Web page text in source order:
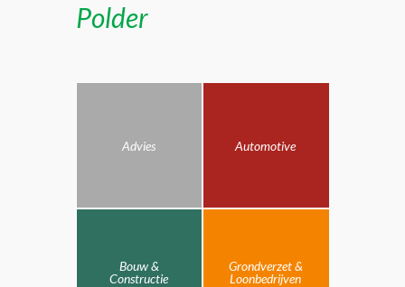
Polder
Advies Automotive
Bouw &
Constructie
Grondverzet &
Loonbedrijven